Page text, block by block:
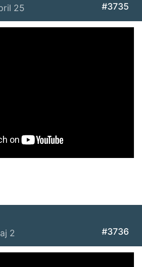
25 #3735
2 #3736